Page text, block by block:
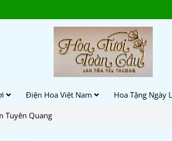
Điện Hoa Việt Nam Hoa Tặng Ngày
Tuyên Quang